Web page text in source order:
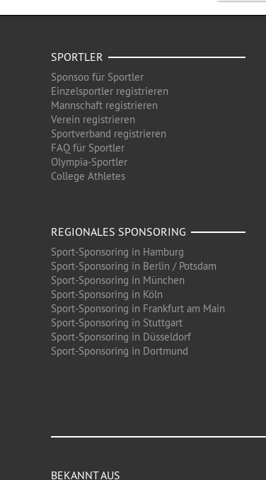
SPORTLER
Sponsoo für Sportler
Einzelsportler registrieren
Mannschaft registrieren
Verein registrieren
Sportverband registrieren
FAQ für Sportler
Olympia-Sportler
College Athletes
REGIONALES SPONSORING
Sport-Sponsoring in Hamburg
Sport-Sponsoring in Berlin / Potsdam
Sport-Sponsoring in München
Sport-Sponsoring in Köln
Sport-Sponsoring in Frankfurt am Main
Sport-Sponsoring in Stuttgart
Sport-Sponsoring in Düsseldorf
Sport-Sponsoring in Dortmund
BEKANNT AUS